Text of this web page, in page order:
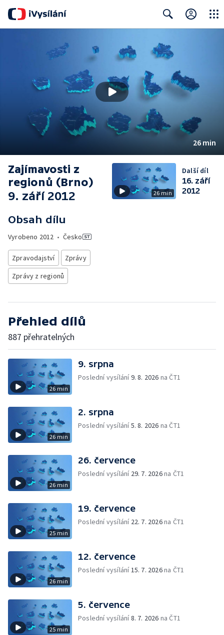
26 min
Zajímavosti z
regionů (Brno)
9. září 2012
Obsah dílu
Vyrobeno 2012 • Česko
Zpravodajství
Zprávy
Zprávy z regionů
26 min
Další díl
16. září
2012
Přehled dílů
887 přehratelných
26 min
9. srpna
Poslední vysílání9. 8. 2026 na ČT1
26 min
2. srpna
Poslední vysílání5. 8. 2026 na ČT1
26 min
26. července
Poslední vysílání 29. 7. 2026na ČT1
25 min
19. července
Poslední vysílání 22. 7. 2026na ČT1
26 min
12. července
Poslední vysílání15. 7. 2026na ČT1
25 min
5. července
Poslední vysílání8. 7. 2026 na ČT1